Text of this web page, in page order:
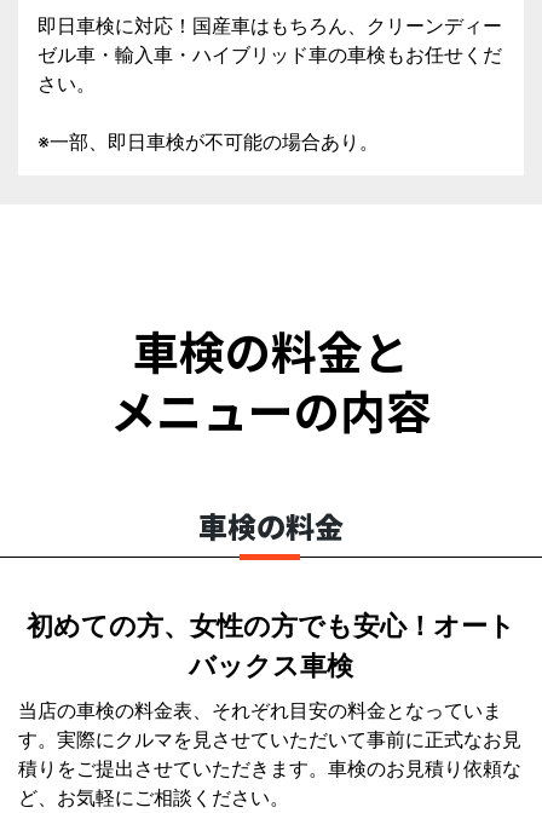
即日車検に対応！国産車はもちろん、クリーンディー
ゼル車・輸入車・ハイブリッド車の車検もお任せくだ
さい。
※一部、即日車検が不可能の場合あり。
車検の料金と
メニューの内容
車検の料金
初めての方、女性の方でも安心！オート
バックス車検
当店の車検の料金表、それぞれ目安の料金となっていま
す。実際にクルマを見させていただいて事前に正式なお見
積りをご提出させていただきます。車検のお見積り依頼な
ど、お気軽にご相談ください。